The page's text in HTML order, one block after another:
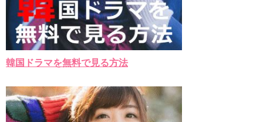
韓国ドラマを無料で見る方法